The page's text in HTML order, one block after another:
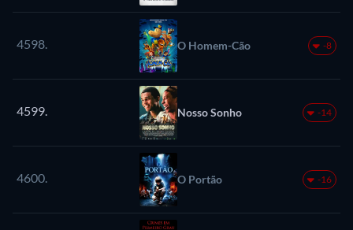
4598. O Homem-Cão -8
4599. Nosso Sonho -14
4600. O Portão -16